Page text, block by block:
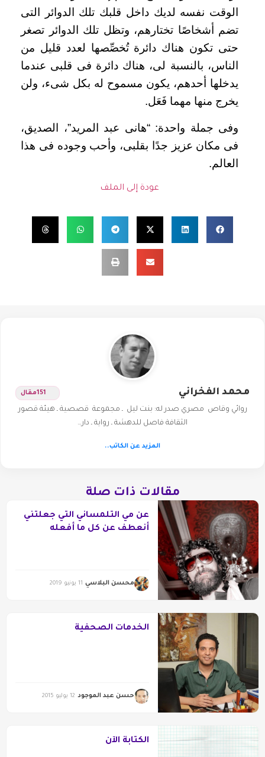
الوقت نفسه لديك داخل قلبك تلك الدوائر التى
تضم أشخاصًا تختارهم، وتظل تلك الدوائر تصغر
حتى تكون هناك دائرة تُخصِّصها لعدد قليل من
الناس، بالنسبة لى، هناك دائرة فى قلبى عندما
يدخلها أحدهم، يكون مسموح له بكل شىء، ولن
يخرج منها مهما فَعَل.
وفى جملة واحدة: “هانى عبد المريد”، الصديق،
فى مكان عزيز جدًا بقلبى، وأحب وجوده فى هذا
العالم.
عودة إلى الملف
محمد الفخراني 151مقال
روائي وقاص مصري صدر له: بنت ليل ـ مجموعة قصصية ـ هيئة قصور
الثقافة فاصل للدهشة ـ رواية ـ دار…
المزيد عن الكاتب..
مقالات ذات صلة
عن مي التلمساني التي جعلتني
أنعطف عن كل ما أفعله
محسن البلاسي 11 يونيو 2019
الخدمات الصحفية
حسن عبد الموجود 12 يوليو 2015
الكتابة الآن